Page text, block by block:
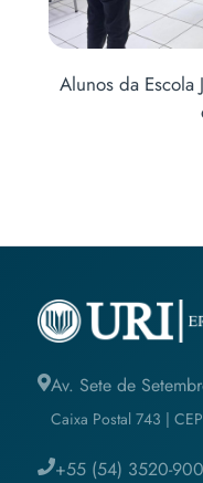
Alunos da Escola
Av. Sete de
Caixa Postal 743 |
+55 (54) 3520-